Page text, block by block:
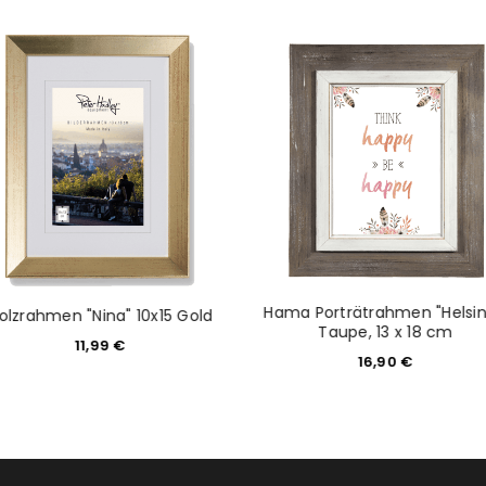
durchWP Captcha
Angemeldet bleiben
Please select all the ways
Ich stimme zu
Ja, ich möchte ein
Datenschutzerklärung
REGISTRIEREN
"Nina" 10x15 Gold
11,99€
Hama Porträtrahmen
Taupe, 13 x 18 cm
16,90€